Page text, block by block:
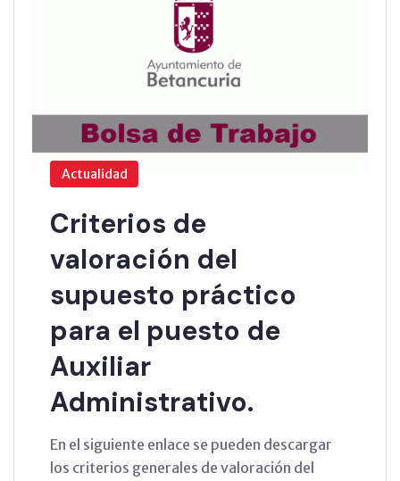
Actualidad
Criterios de
valoración del
supuesto práctico
para el puesto de
Auxiliar
Administrativo.
En el siguiente enlace se pueden descargar
los criterios generales de valoración del